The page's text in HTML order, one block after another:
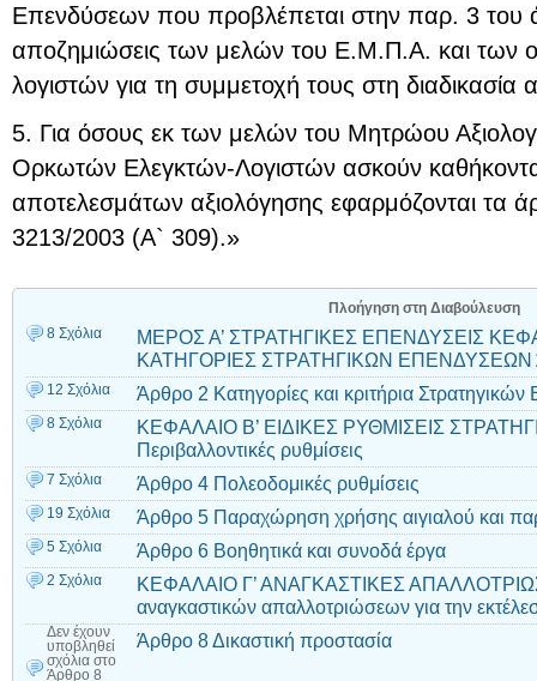
Επενδύσεων που προβλέπεται στην παρ. 3 του
αποζημιώσεις των μελών του Ε.Μ.Π.Α. και των
λογιστών για τη συμμετοχή τους στη
5. Για όσους εκ των μελών του Μητρώου
Ορκωτών Ελεγκτών-Λογιστών ασκούν
αποτελεσμάτων αξιολόγησης εφαρμόζονται τα
3213/2003 (Α` 309).»
Πλοήγηση στη Διαβούλευση
8 Σχόλια
ΜΕΡΟΣ Α’ ΣΤΡΑΤΗΓΙΚΕΣ ΕΠΕΝΔΥΣΕΙΣ
ΚΑΤΗΓΟΡΙΕΣ ΣΤΡΑΤΗΓΙΚΩΝ ΕΠΕΝΔΥΣΕΩΝ
12 Σχόλια Άρθρο 2 Κατηγορίες και κριτήρια
8 Σχόλια
ΚΕΦΑΛΑΙΟ B’ ΕΙΔΙΚΕΣ ΡΥΘΜΙΣΕΙΣ
Περιβαλλοντικές ρυθμίσεις
7 Σχόλια Άρθρο 4 Πολεοδομικές ρυθμίσεις
19 Σχόλια Άρθρο 5 Παραχώρηση χρήσης αιγιαλού και
5 Σχόλια Άρθρο 6 Βοηθητικά και συνοδά έργα
2 Σχόλια
ΚΕΦΑΛΑΙΟ Γ’ ΑΝΑΓΚΑΣΤΙΚΕΣ
αναγκαστικών απαλλοτριώσεων για την
Δεν έχουν
υποβληθεί
σχόλια στο
Άρθρο 8
Άρθρο 8 Δικαστική προστασία